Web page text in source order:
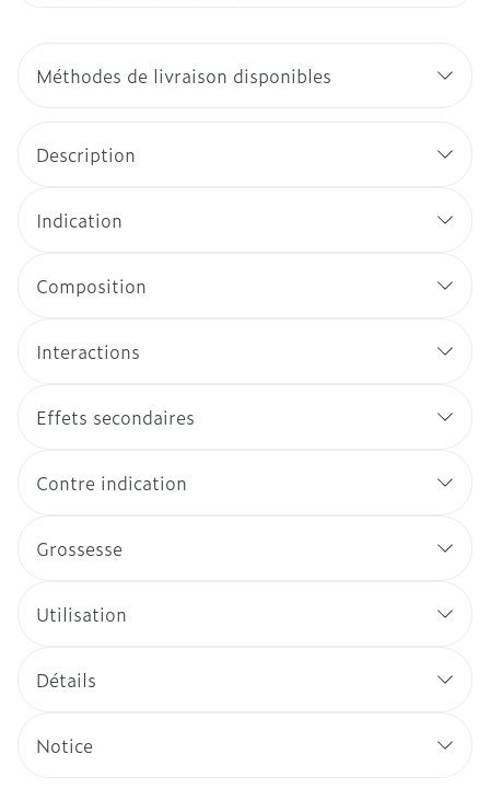
Méthodes de livraison disponibles
Description
Indication
Composition
Interactions
Effets secondaires
Contre indication
Grossesse
Utilisation
Détails
Notice